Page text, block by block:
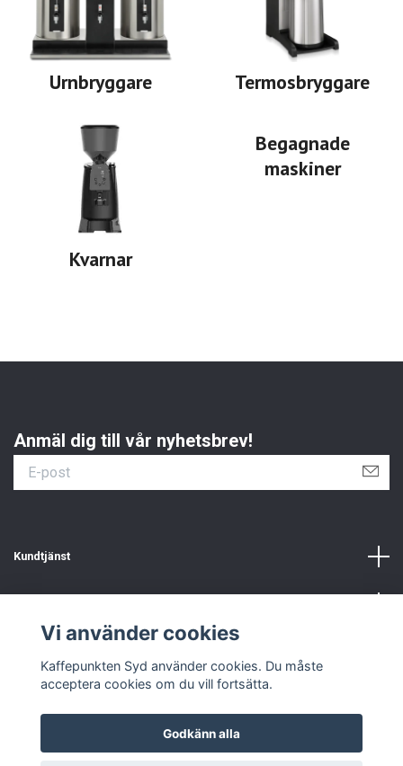
Urnbryggare Termosbryggare
Kvarnar
Begagnade
maskiner
Anmäl dig till vår nyhetsbrev!
Kundtjänst
Vi använder cookies
Kaffepunkten Syd använder cookies. Du måste
acceptera cookies om du vill fortsätta.
Godkänn alla